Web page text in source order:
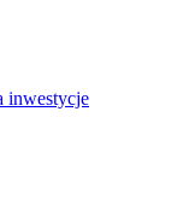
inwestycje